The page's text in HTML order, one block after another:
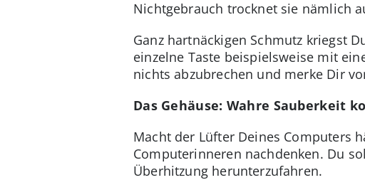
Nichtgebrauch trocknet sie nämlich
Ganz hartnäckigen Schmutz kriegst
einzelne Taste beispielsweise mit
nichts abzubrechen und merke Dir
Das Gehäuse: Wahre Sauberkeit
Macht der Lüfter Deines Computers
Computerinneren nachdenken. Du
Überhitzung herunterzufahren.